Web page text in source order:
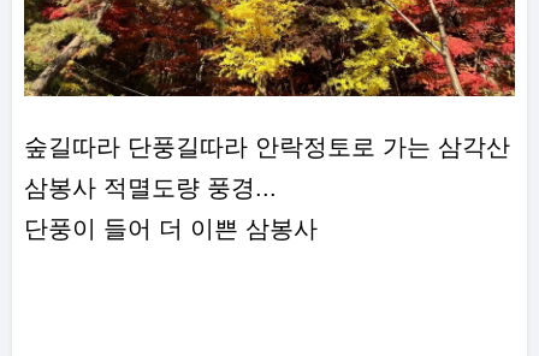
숲길따라 단풍길따라 안락정토로 가는 삼각산
삼봉사 적멸도량 풍경...
단풍이 들어 더 이쁜 삼봉사